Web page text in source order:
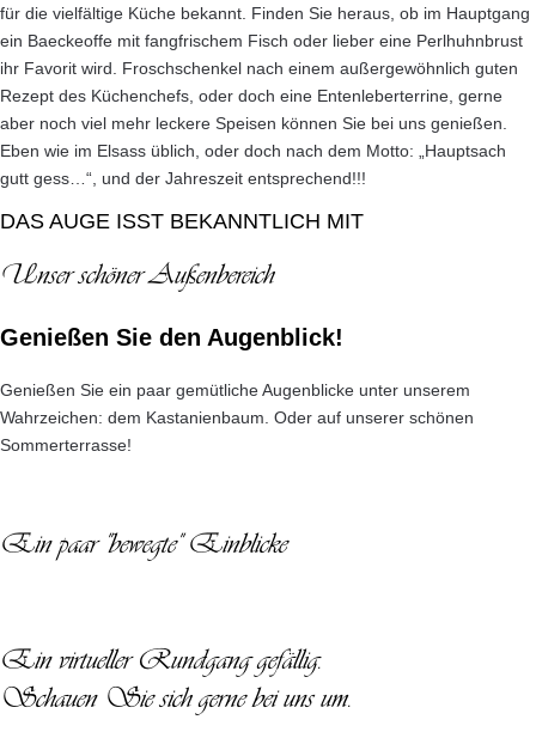
für die vielfältige Küche bekannt. Finden Sie heraus, ob im Hauptgang
ein Baeckeoffe mit fangfrischem Fisch oder lieber eine Perlhuhnbrust
ihr Favorit wird. Froschschenkel nach einem außergewöhnlich guten
Rezept des Küchenchefs, oder doch eine Entenleberterrine, gerne
aber noch viel mehr leckere Speisen können Sie bei uns genießen.
Eben wie im Elsass üblich, oder doch nach dem Motto: „Hauptsach
gutt gess…“, und der Jahreszeit entsprechend!!!
DAS AUGE ISST BEKANNTLICH MIT
Unser schöner Außenbereich
Genießen Sie den Augenblick!
Genießen Sie ein paar gemütliche Augenblicke unter unserem
Wahrzeichen: dem Kastanienbaum. Oder auf unserer schönen
Sommerterrasse!
Ein paar "bewegte" Einblicke
Ein virtueller Rundgang gefällig.
Schauen Sie sich gerne bei uns um.